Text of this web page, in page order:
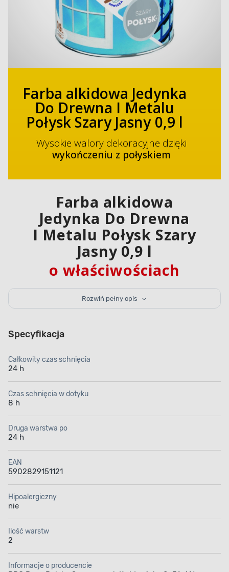
Farba alkidowa Jedynka
Do Drewna I Metalu
Połysk Szary Jasny 0,9 l
Wysokie walory dekoracyjne dzięki
wykończeniu z połyskiem
Farba alkidowa
Jedynka Do Drewna
I Metalu Połysk Szary
Jasny 0,9 l
o właściwościach
antykorozyjnych
do malowania stali
ma 14 m² / l wydajności i służy do dekoracyjno-
ochronnego malowania powierzchni drewnianych,
antykorozyjnie elementów stalowych i żeliwnych,
wewnątrz i na zewnątrz budynków mieszkalnych i w
na wgniecenia i uderzenia oraz zróżnicowane
odznacza się bardzo dobrą przyczepnością
z połyskiem
na czynniki
Rozwiń pełny opis
Specyfikacja
Całkowity czas schnięcia
24 h
Czas schnięcia w dotyku
8 h
Druga warstwa po
24 h
EAN
5902829151121
Hipoalergiczny
nie
Ilość warstw
2
Informacje o producencie